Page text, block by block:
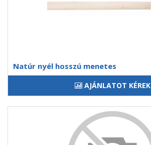
Natúr nyél hosszú menetes
AJÁNLATOT KÉREK